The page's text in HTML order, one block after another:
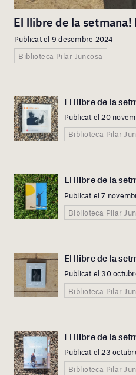
El llibre de la setmana!
Publicat el 9 desembre 2024
Biblioteca Pilar Juncosa
El llibre de la
Publicat el 20
Biblioteca Pilar
El llibre de la
Publicat el 7
Biblioteca Pilar
El llibre de la
Publicat el 30
Biblioteca Pilar
El llibre de la
Publicat el 23
Biblioteca Pilar